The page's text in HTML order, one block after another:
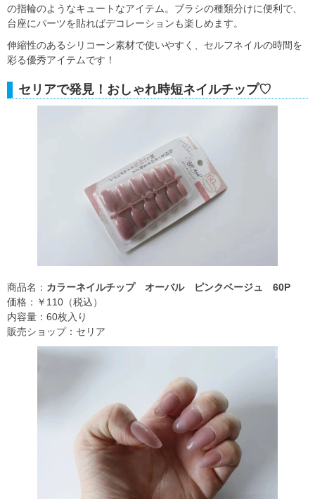
の指輪のようなキュートなアイテム。ブラシの種類分けに便利で、
台座にパーツを貼ればデコレーションも楽しめます。
伸縮性のあるシリコーン素材で使いやすく、セルフネイルの時間を
彩る優秀アイテムです！
セリアで発見！おしゃれ時短ネイルチップ♡
商品名： カラーネイルチップ オーバル ピンクベージュ 60P
価格：￥110（税込）
内容量：60枚入り
販売ショップ：セリア